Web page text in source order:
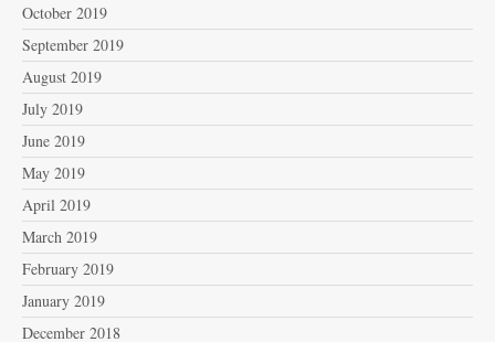
October 2019
September 2019
August 2019
July 2019
June 2019
May 2019
April 2019
March 2019
February 2019
January 2019
December 2018